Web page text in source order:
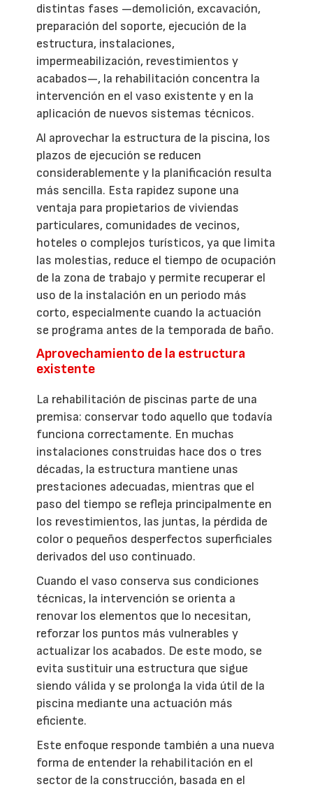
distintas fases —demolición, excavación,
preparación del soporte, ejecución de la
estructura, instalaciones,
impermeabilización, revestimientos y
acabados—, la rehabilitación concentra la
intervención en el vaso existente y en la
aplicación de nuevos sistemas técnicos.
Al aprovechar la estructura de la piscina, los
plazos de ejecución se reducen
considerablemente y la planificación resulta
más sencilla. Esta rapidez supone una
ventaja para propietarios de viviendas
particulares, comunidades de vecinos,
hoteles o complejos turísticos, ya que limita
las molestias, reduce el tiempo de ocupación
de la zona de trabajo y permite recuperar el
uso de la instalación en un periodo más
corto, especialmente cuando la actuación
se programa antes de la temporada de baño.
Aprovechamiento de la estructura
existente
La rehabilitación de piscinas parte de una
premisa: conservar todo aquello que todavía
funciona correctamente. En muchas
instalaciones construidas hace dos o tres
décadas, la estructura mantiene unas
prestaciones adecuadas, mientras que el
paso del tiempo se refleja principalmente en
los revestimientos, las juntas, la pérdida de
color o pequeños desperfectos superficiales
derivados del uso continuado.
Cuando el vaso conserva sus condiciones
técnicas, la intervención se orienta a
renovar los elementos que lo necesitan,
reforzar los puntos más vulnerables y
actualizar los acabados. De este modo, se
evita sustituir una estructura que sigue
siendo válida y se prolonga la vida útil de la
piscina mediante una actuación más
eficiente.
Este enfoque responde también a una nueva
forma de entender la rehabilitación en el
sector de la construcción, basada en el